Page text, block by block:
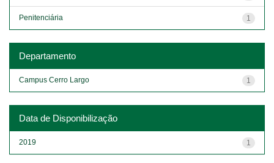
1
Penitenciária
Departamento
1
Campus Cerro Largo
Data de Disponibilização
1
2019